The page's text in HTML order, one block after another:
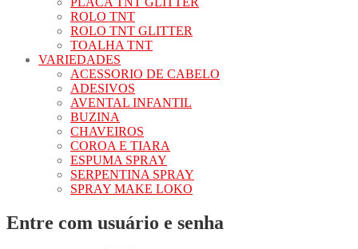
ROLO TNT
ROLO TNT GLITTER
TOALHA TNT
VARIEDADES
ACESSORIO DE CABELO
ADESIVOS
AVENTAL INFANTIL
BUZINA
CHAVEIROS
COROA E TIARA
ESPUMA SPRAY
SERPENTINA SPRAY
SPRAY MAKE LOKO
Entre com usuário e senha